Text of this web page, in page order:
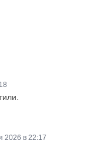
2026 в 22:17